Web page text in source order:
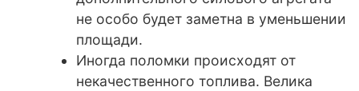
не особо будет заметна в уменьшении
площади.
Иногда поломки происходят от
некачественного топлива. Велика